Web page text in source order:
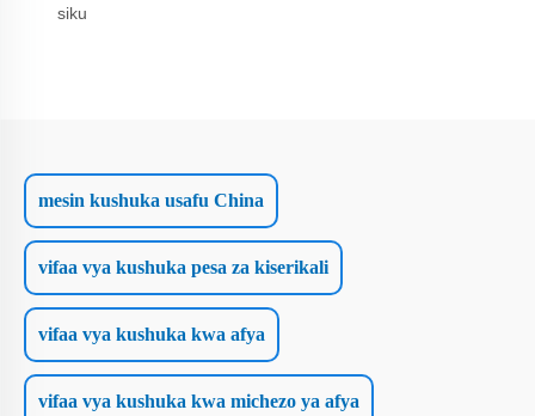
siku
mesin kushuka usafu China
vifaa vya kushuka pesa za kiserikali
vifaa vya kushuka kwa afya
vifaa vya kushuka kwa michezo ya afya